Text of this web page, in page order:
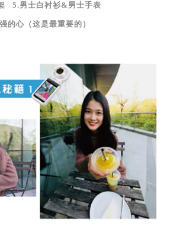
5.男士白衬衫&男士手表
的心（这是最重要的）